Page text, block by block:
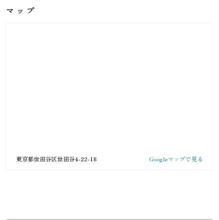
マップ
東京都世田谷区世田谷4-22-18 Googleマップで見る